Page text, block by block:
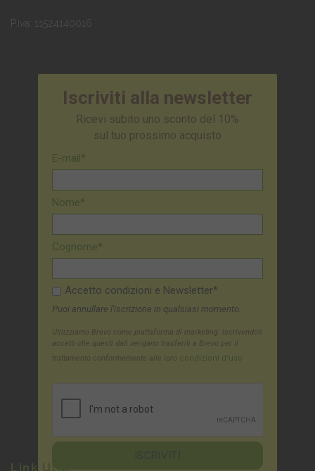
P.iva: 11524140016
Iscriviti alla newsletter
Ricevi subito uno sconto del 10%
sul tuo prossimo acquisto
E-mail*
Nome*
Cognome*
Accetto condizioni e Newsletter*
Puoi annullare l'iscrizione in qualsiasi momento.
Utilizziamo Brevo come piattaforma di marketing. Iscrivendoti
accetti che questi dati vengano trasferiti a Brevo per il
trattamento conformemente alle loro condizioni d'uso
Link Utili